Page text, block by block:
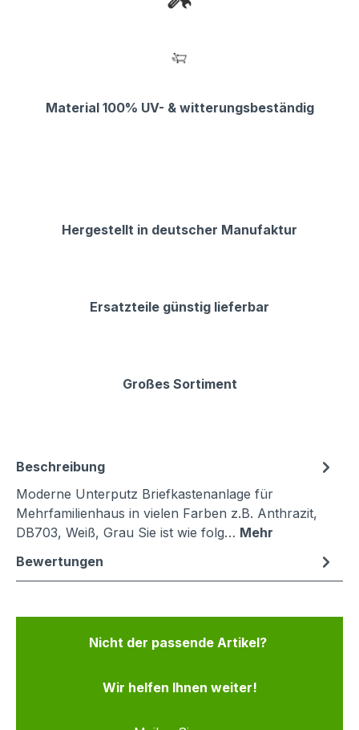
Material 100% UV- & witterungsbeständig
Hergestellt in deutscher Manufaktur
Ersatzteile günstig lieferbar
Großes Sortiment
Beschreibung
Moderne Unterputz Briefkastenanlage für
Mehrfamilienhaus in vielen Farben z.B. Anthrazit,
DB703, Weiß, Grau Sie ist wie folg… Mehr
Bewertungen
Nicht der passende Artikel?
Wir helfen Ihnen weiter!